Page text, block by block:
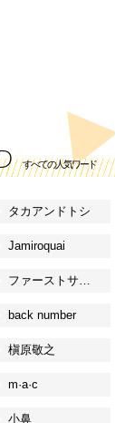
すべての人気ワード
タカアンドトシ
Jamiroquai
ファーストサマーウイカ
back number
槇原敬之
m·a·c
小鼻